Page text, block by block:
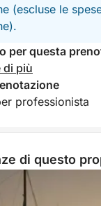
(escluse le
per questa
di più
professionista
di questo